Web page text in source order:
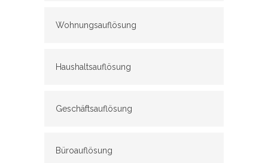
Wohnungsauflösung
Haushaltsauflösung
Geschäftsauflösung
Büroauflösung